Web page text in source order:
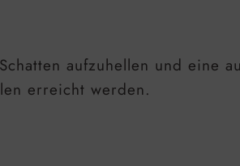
aufzuhellen und eine
erreicht werden.